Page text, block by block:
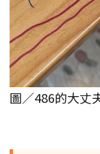
圖／486的大丈